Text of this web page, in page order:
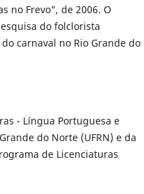
no Frevo", de 2006. O
do folclorista
carnaval no Rio Grande do
- Língua Portuguesa e
do Norte (UFRN) e da
de Licenciaturas